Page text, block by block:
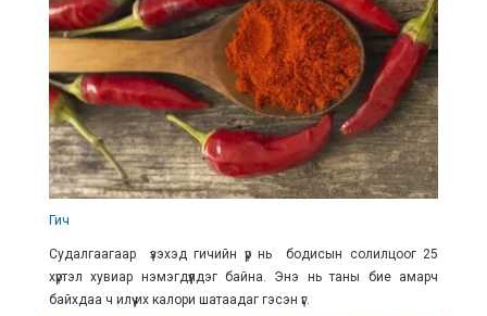
Гич
Судалгаагаар үзэхэд гичийн үр нь бодисын солилцоог 25
хүртэл хувиар нэмэгдүүлдэг байна. Энэ нь таны бие амарч
байхдаа ч илүү их калори шатаадаг гэсэн үг.